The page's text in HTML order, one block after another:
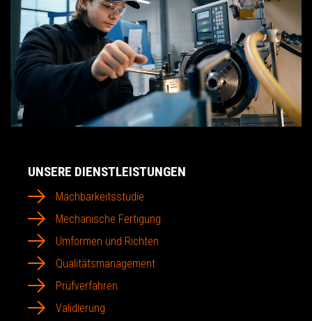
UNSERE DIENSTLEISTUNGEN
Machbarkeitsstudie
Mechanische Fertigung
Umformen und Richten
Qualitätsmanagement
Prüfverfahren
Validierung